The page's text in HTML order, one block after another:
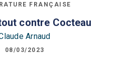
FRANÇAISE
contre Cocteau
Arnaud
08/03/2023